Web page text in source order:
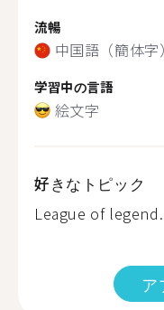
流暢
中国語（簡体字
学習中の言語
絵文字
好きなトピック
League of
ア